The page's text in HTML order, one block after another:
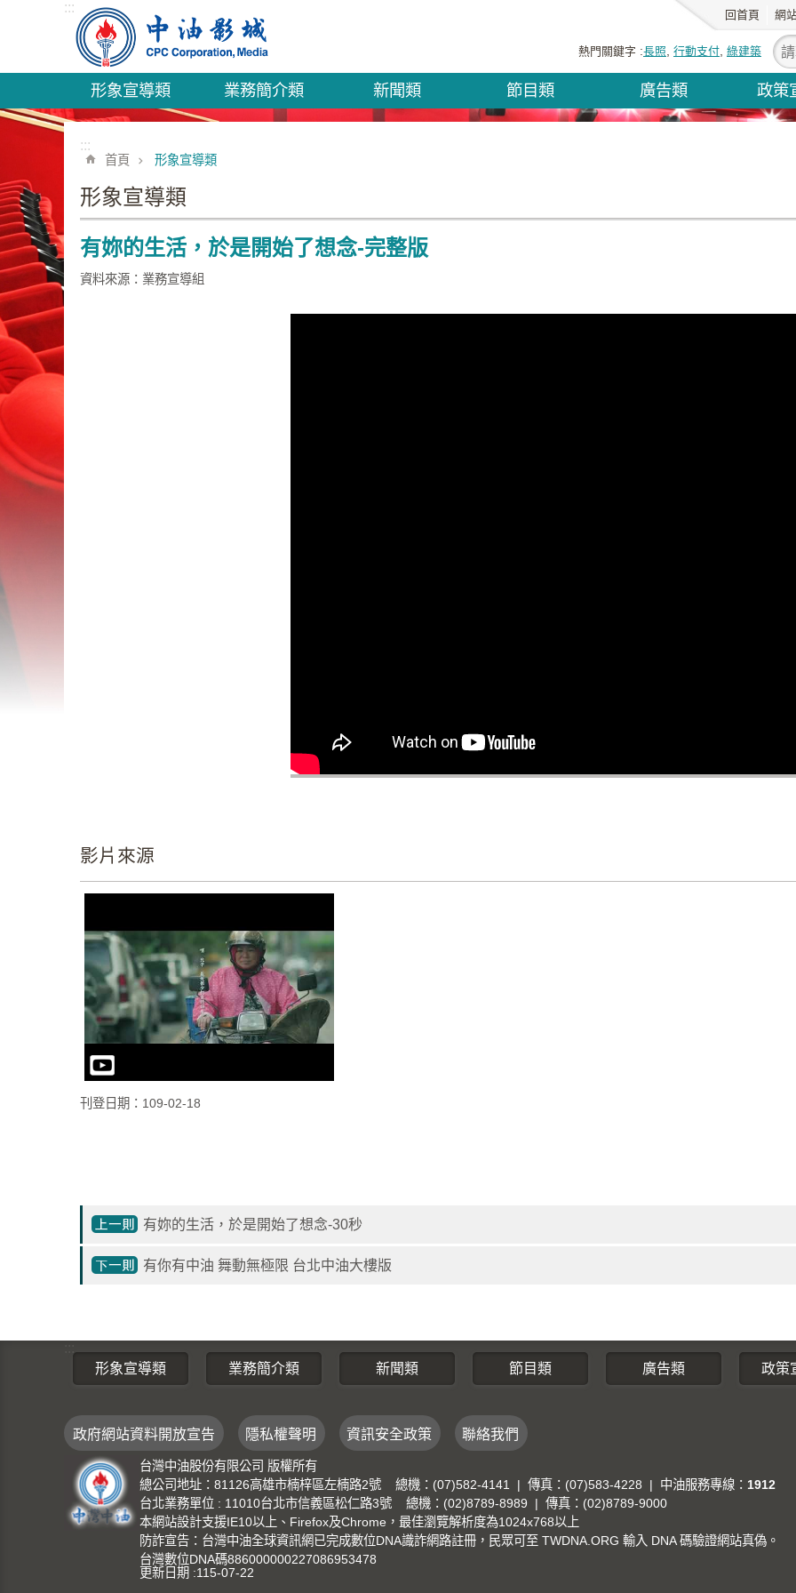
跳到主要內容區塊
::: 回首頁 網
熱門關鍵字 長照 行動支付 綠建築
形象宣導類 業務簡介類 新聞類 節目類 廣告類 政策
:::
首頁 形象宣導類
形象宣導類
有妳的生活，於是開始了想念-完整版
資料來源：業務宣導組
影片來源
刊登日期：109-02-18
有妳的生活，於是開始了想念-30秒
有你有中油 舞動無極限 台北中油大樓版
形象宣導類
業務簡介類 新聞類 節目類 廣告類 政策
政府網站資料開放宣告 隱私權聲明 資訊安全政策 聯絡我們
台灣中油股份有限公司 版權所有
總公司地址：81126高雄市楠梓區左楠路2號 總機：(07)582-4141 | 傳真：(07)583-4228 | 中油服務專線： 1912
台北業務單位 : 11010台北市信義區松仁路3號 總機：(02)8789-8989 | 傳真：(02)8789-9000
本網站設計支援IE10以上、Firefox及Chrome，最佳瀏覽解析度為1024x768以上
防詐宣告：台灣中油全球資訊網已完成數位DNA識詐網路註冊，民眾可至 TWDNA.ORG 輸入 DNA 碼驗證網站真偽。
台灣數位DNA碼886000000227086953478
更新日期
115-07-22